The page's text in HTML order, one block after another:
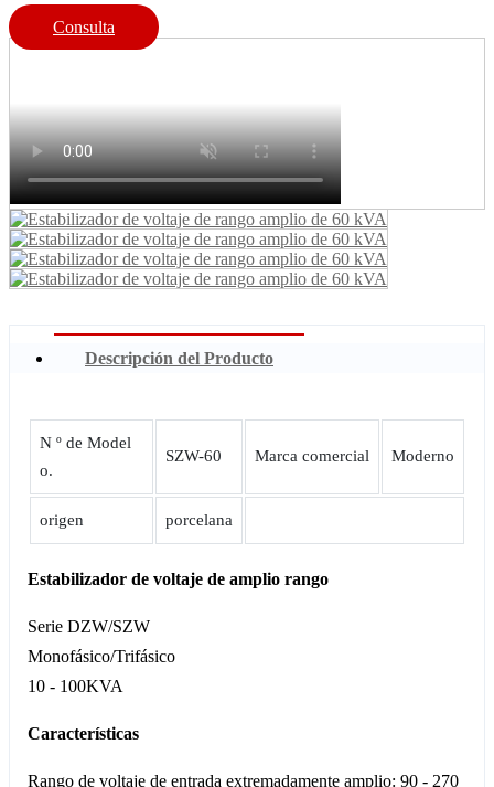
Consulta
Descripción del Producto
N º de Model
o.
SZW-60 Marca comercial Moderno
origen porcelana
Estabilizador de voltaje de amplio rango
Serie DZW/SZW
Monofásico/Trifásico
10 - 100KVA
Características
Rango de voltaje de entrada extremadamente amplio: 90 - 270